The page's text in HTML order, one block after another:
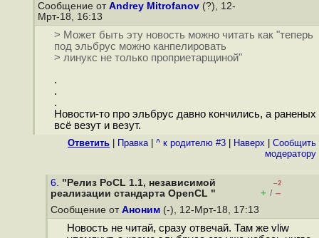
Сообщение от Andrey Mitrofanov (?), 12-
Мрт-18, 16:13
> Может быть эту новость можно читать как "теперь
под эльбрус можно канпелировать
> линукс не только проприетарщиной"
.
.
.
Новости-то про эльбрус давно кончились, а раненых
всё везут и везут.
Ответить Правка| ^ к родителю #3 Наверх
Cообщить
модератору
6. "Релиз PoCL 1.1, независимой
реализации стандарта OpenCL "
–2
+ / –
Сообщение от Аноним (-), 12-Мрт-18, 17:13
Новость не читай, сразу отвечай. Там же vliw